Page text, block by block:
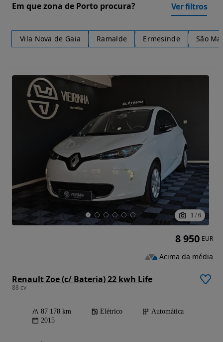
Em que zona de Porto procura? Ver filtros
Vila Nova de Gaia Ramalde Ermesinde São
1 / 6
Renault Zoe (c/ Bateria) 22 kwh Life
88 cv
87 178 km Elétrico
Automática
2015
8 950 EUR
Acima da média